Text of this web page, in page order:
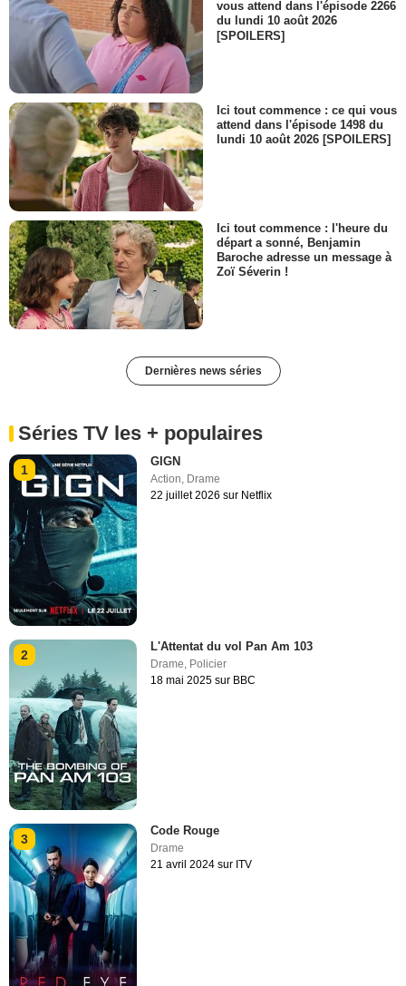
vous attend dans l'épisode 2266
du lundi 10 août 2026
[SPOILERS]
Ici tout commence : ce qui vous
attend dans l'épisode 1498 du
lundi 10 août 2026 [SPOILERS]
Ici tout commence : l'heure du
départ a sonné, Benjamin
Baroche adresse un message à
Zoï Séverin !
Dernières news séries
Séries TV les + populaires
1
GIGN
Action, Drame
22 juillet 2026 sur Netflix
2
L'Attentat du vol Pan Am 103
Drame Policier
18 mai 2025 sur BBC
3
Code Rouge
Drame
21 avril 2024 sur ITV